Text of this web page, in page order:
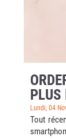
PLUS
Lundi, 04
Tout